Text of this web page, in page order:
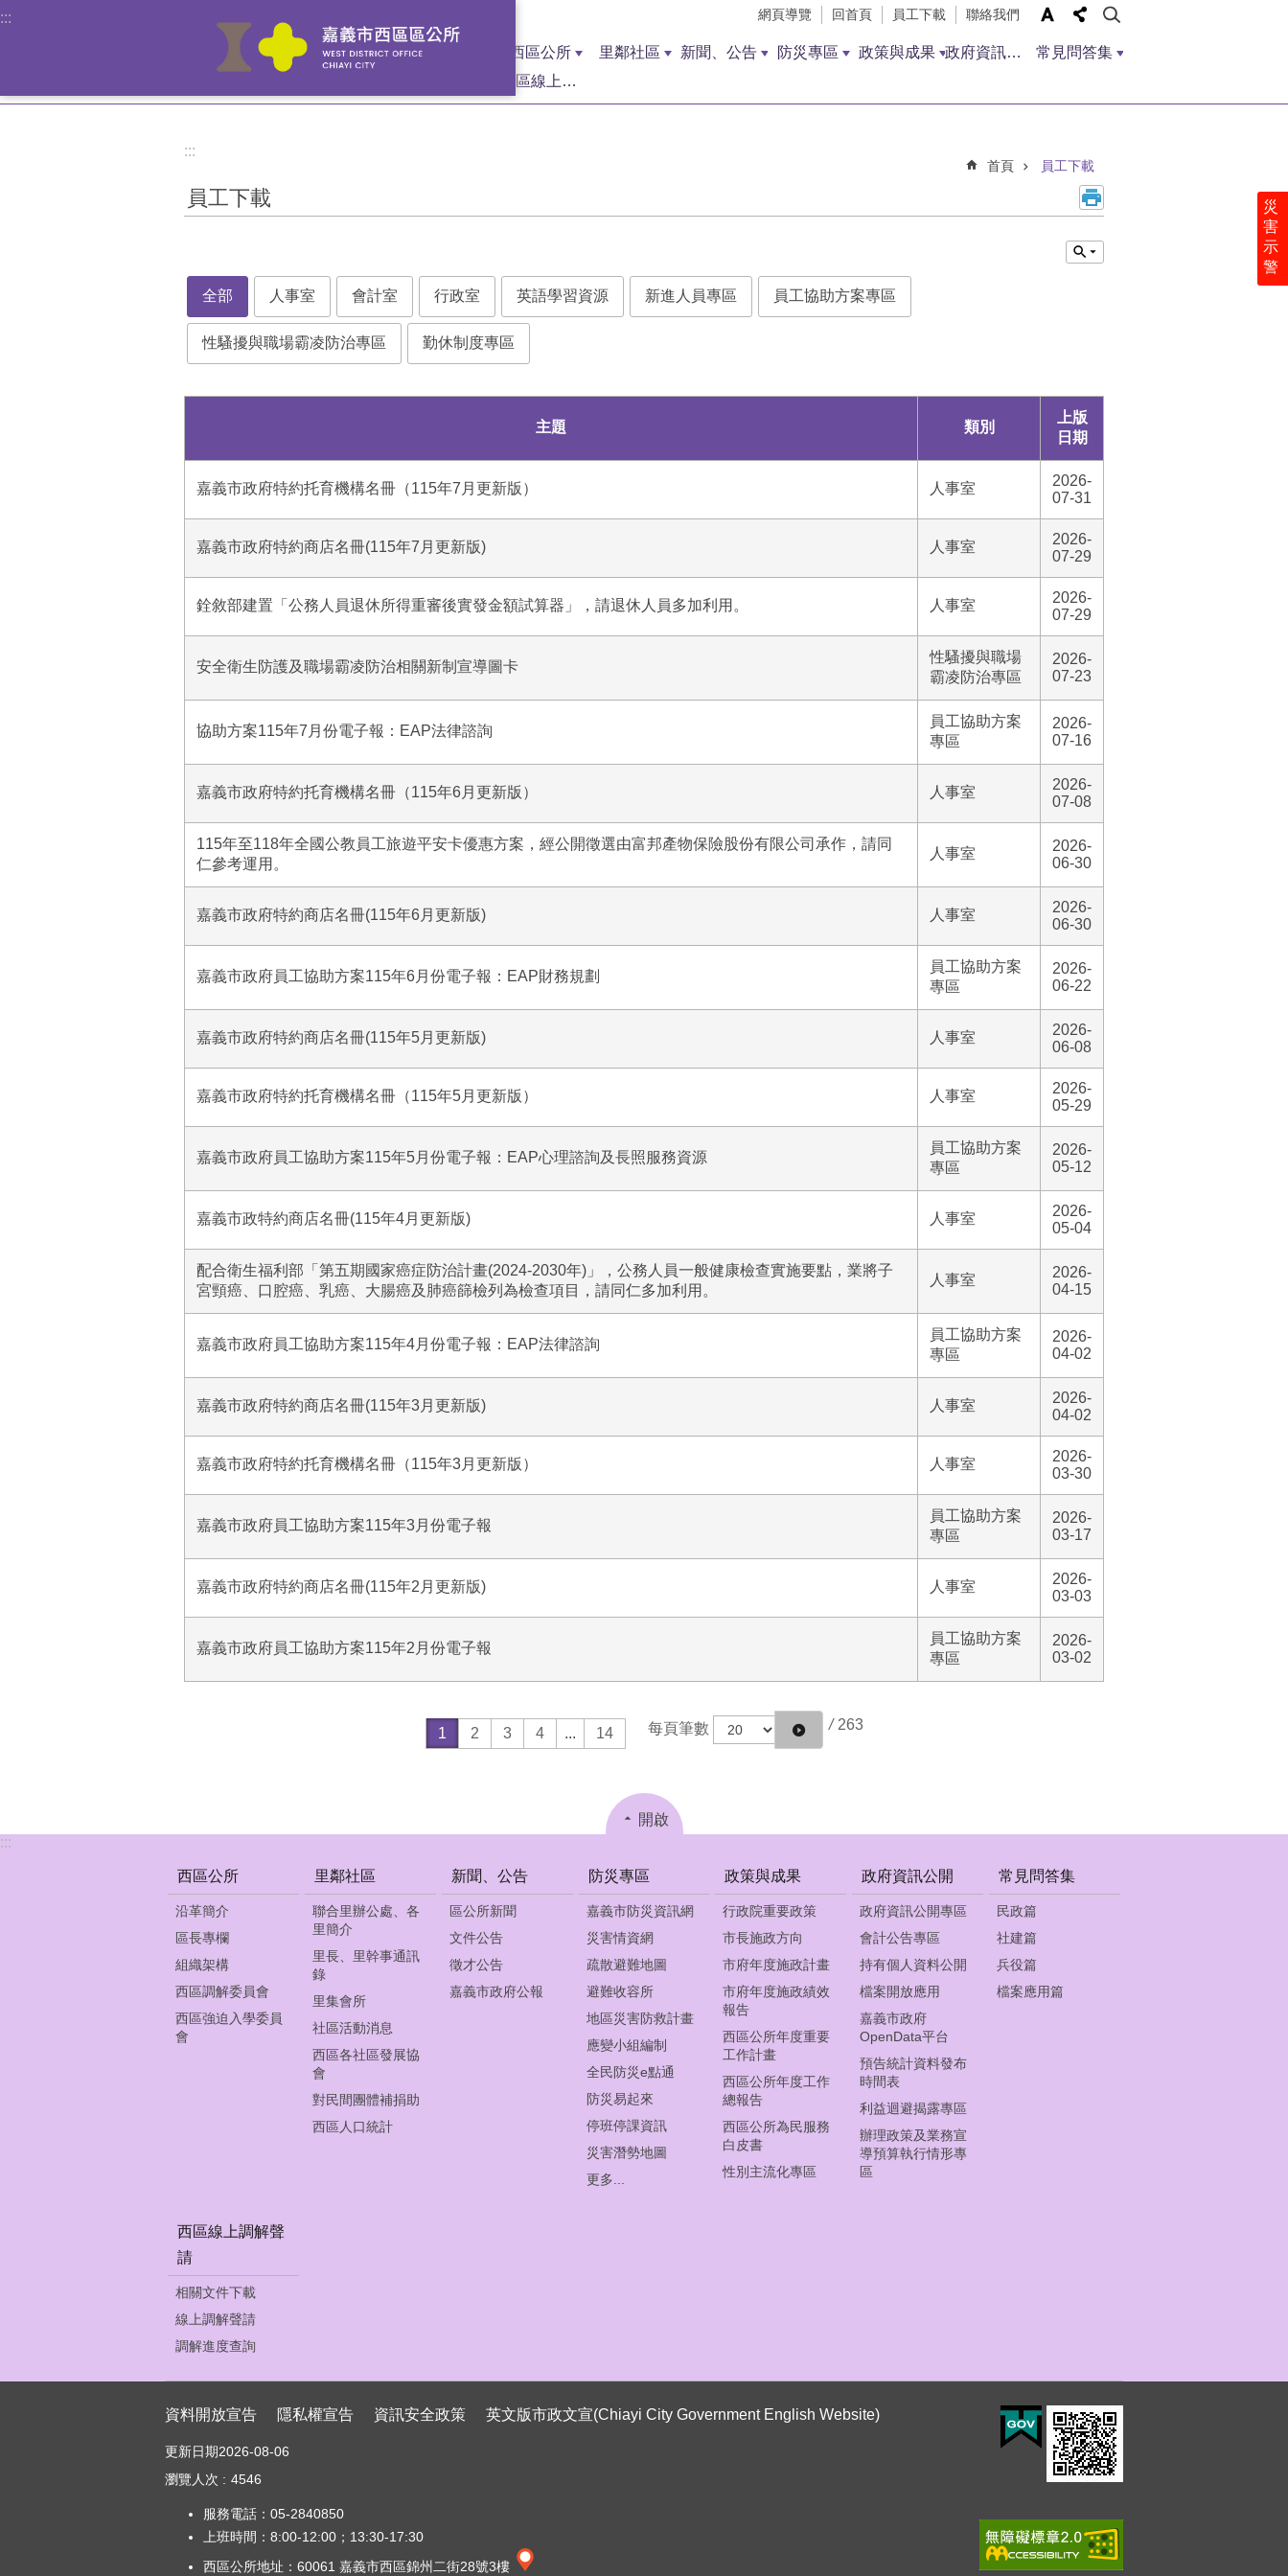
跳到主要內容區塊
:::
災
害
示
警
網頁導覽 回首頁 員工下載 聯絡我們
西區公所 里鄰社區 新聞、公告 防災專區 政策與成果 政府資訊公開
常見問答集
西區線上調解聲請
:::
首頁 員工下載
員工下載
全部 人事室 會計室 行政室 英語學習資源 新進人員專區 員工協助方案專區
性騷擾與職場霸凌防治專區 勤休制度專區
主題 類別
上版
日期
嘉義市政府特約托育機構名冊（115年7月更新版） 人事室
2026-
07-31
嘉義市政府特約商店名冊(115年7月更新版) 人事室
2026-
07-29
銓敘部建置「公務人員退休所得重審後實發金額試算器」，請退休人員多加利用。 人事室
2026-
07-29
安全衛生防護及職場霸凌防治相關新制宣導圖卡
性騷擾與職場
霸凌防治專區
2026-
07-23
協助方案115年7月份電子報：EAP法律諮詢
員工協助方案
專區
2026-
07-16
嘉義市政府特約托育機構名冊（115年6月更新版） 人事室
2026-
07-08
115年至118年全國公教員工旅遊平安卡優惠方案，經公開徵選由富邦產物保險股份有限公司承作，請同
仁參考運用。
人事室
2026-
06-30
嘉義市政府特約商店名冊(115年6月更新版) 人事室
2026-
06-30
嘉義市政府員工協助方案115年6月份電子報：EAP財務規劃
員工協助方案
專區
2026-
06-22
嘉義市政府特約商店名冊(115年5月更新版) 人事室
2026-
06-08
嘉義市政府特約托育機構名冊（115年5月更新版） 人事室
2026-
05-29
嘉義市政府員工協助方案115年5月份電子報：EAP心理諮詢及長照服務資源
員工協助方案
專區
2026-
05-12
嘉義市政特約商店名冊(115年4月更新版) 人事室
2026-
05-04
配合衛生福利部「第五期國家癌症防治計畫(2024-2030年)」，公務人員一般健康檢查實施要點，業將子
宮頸癌、口腔癌、乳癌、大腸癌及肺癌篩檢列為檢查項目，請同仁多加利用。
人事室
2026-
04-15
嘉義市政府員工協助方案115年4月份電子報：EAP法律諮詢
員工協助方案
專區
2026-
04-02
嘉義市政府特約商店名冊(115年3月更新版) 人事室
2026-
04-02
嘉義市政府特約托育機構名冊（115年3月更新版） 人事室
2026-
03-30
嘉義市政府員工協助方案115年3月份電子報
員工協助方案
專區
2026-
03-17
嘉義市政府特約商店名冊(115年2月更新版) 人事室
2026-
03-03
嘉義市政府員工協助方案115年2月份電子報
員工協助方案
專區
2026-
03-02
1 2 3 4 ... 14 每頁筆數 / 263
開啟
:::
西區公所
沿革簡介
區長專欄
組織架構
西區調解委員會
西區強迫入學委員
會
里鄰社區
聯合里辦公處、各
里簡介
里長、里幹事通訊
錄
里集會所
社區活動消息
西區各社區發展協
會
對民間團體補捐助
西區人口統計
新聞、公告
區公所新聞
文件公告
徵才公告
嘉義市政府公報
防災專區
嘉義市防災資訊網
災害情資網
疏散避難地圖
避難收容所
地區災害防救計畫
應變小組編制
全民防災e點通
防災易起來
停班停課資訊
災害潛勢地圖
更多...
政策與成果
行政院重要政策
市長施政方向
市府年度施政計畫
市府年度施政績效
報告
西區公所年度重要
工作計畫
西區公所年度工作
總報告
西區公所為民服務
白皮書
性別主流化專區
政府資訊公開
政府資訊公開專區
會計公告專區
持有個人資料公開
檔案開放應用
嘉義市政府
OpenData平台
預告統計資料發布
時間表
利益迴避揭露專區
辦理政策及業務宣
導預算執行情形專
區
常見問答集
民政篇
社建篇
兵役篇
檔案應用篇
西區線上調解聲
請
相關文件下載
線上調解聲請
調解進度查詢
資料開放宣告 隱私權宣告 資訊安全政策 英文版市政文宣(Chiayi City Government English Website)
更新日期2026-08-06
瀏覽人次
4546
服務電話：05-2840850
上班時間：8:00-12:00；13:30-17:30
西區公所地址：60061 嘉義市西區錦州二街28號3樓